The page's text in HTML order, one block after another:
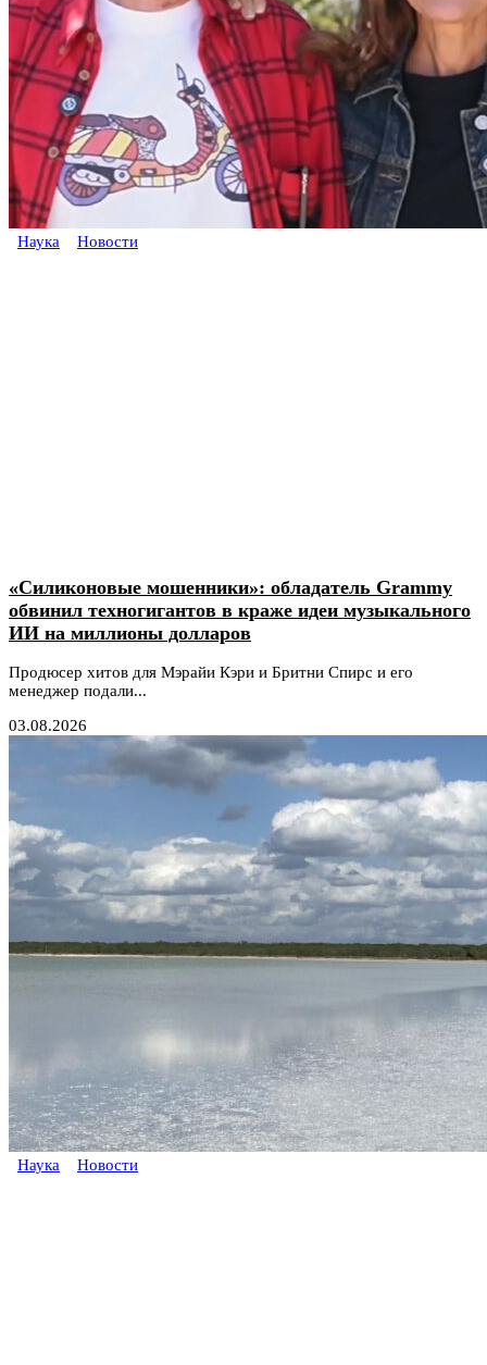
Наука Новости
«Силиконовые мошенники»: обладатель Grammy
обвинил техногигантов в краже идеи музыкального
ИИ на миллионы долларов
Продюсер хитов для Мэрайи Кэри и Бритни Спирс и его
менеджер подали...
03.08.2026
Наука Новости